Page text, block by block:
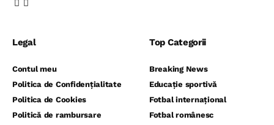
Legal
Contul meu
Politica de Confidențialitate
Politica de Cookies
Politică de rambursare
Top Categorii
Breaking News
Educație sportivă
Fotbal internațional
Fotbal românesc